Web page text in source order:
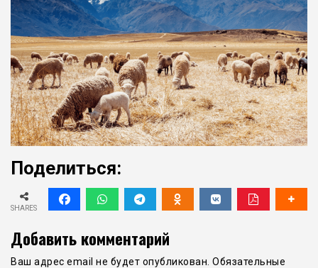
Поделиться:
SHARES
Добавить комментарий
Ваш адрес email не будет опубликован. Обязательные